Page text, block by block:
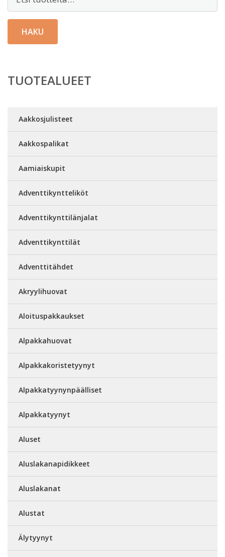
HAKU
TUOTEALUEET
Aakkosjulisteet
Aakkospalikat
Aamiaiskupit
Adventtikyntteliköt
Adventtikynttilänjalat
Adventtikynttilät
Adventtitähdet
Akryylihuovat
Aloituspakkaukset
Alpakkahuovat
Alpakkakoristetyynyt
Alpakkatyynynpäälliset
Alpakkatyynyt
Aluset
Aluslakanapidikkeet
Aluslakanat
Alustat
Älytyynyt